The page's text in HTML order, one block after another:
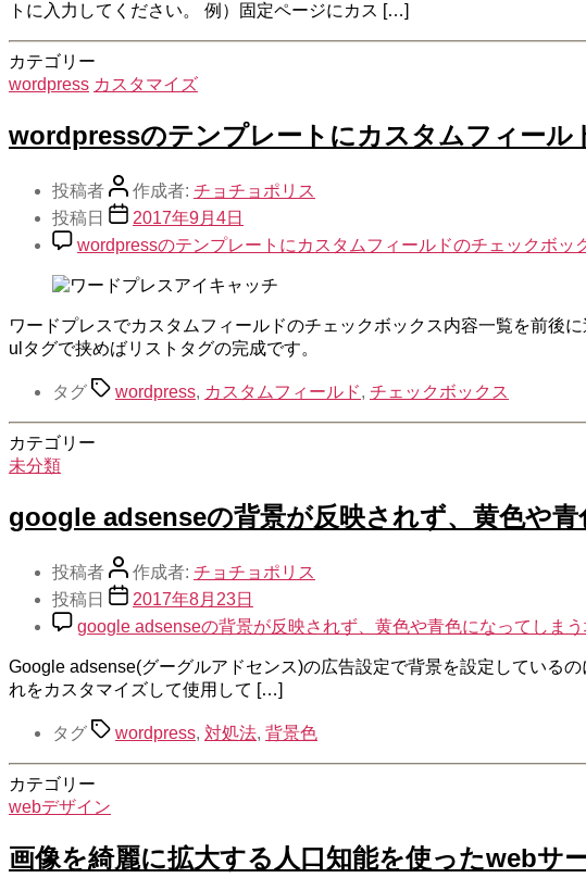
トに入力してください。 例）固定ページにカス […]
カテゴリー
wordpress カスタマイズ
wordpressのテンプレートにカスタムフィー
投稿者 作成者: チョチョポリス
投稿日
2017年9月4日
wordpressのテンプレートにカスタムフィールドのチェックボ
ワードプレスでカスタムフィールドのチェックボックス内容一覧を前後
ulタグで挟めばリストタグの完成です。
タグ wordpress, カスタムフィールド, チェックボックス
カテゴリー
未分類
google adsenseの背景が反映されず、黄色や
投稿者 作成者: チョチョポリス
投稿日
2017年8月23日
google adsenseの背景が反映されず、黄色や青色になってしま
Google adsense(グーグルアドセンス)の広告設定で背景を設定している
れをカスタマイズして使用して […]
タグ wordpress, 対処法, 背景色
カテゴリー
webデザイン
画像を綺麗に拡大する人口知能を使ったwebサ